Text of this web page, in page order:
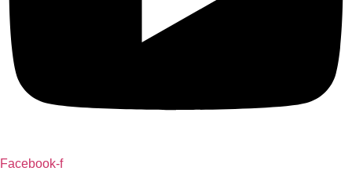
Facebook-f